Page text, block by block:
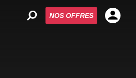
NOS OFFRES